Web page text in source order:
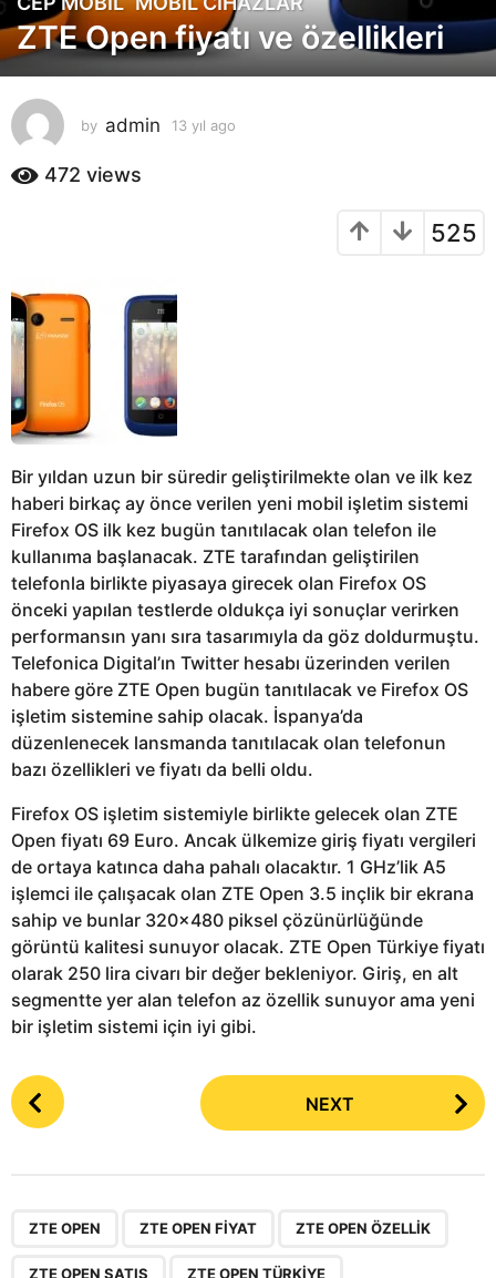
3
y
ı
l
a
g
o
ı
l
a
g
o
ZTE Open fiyatı ve özellikleri
by admin 13 yıl ago
472 views
525
Bir yıldan uzun bir süredir geliştirilmekte olan ve ilk kez
haberi birkaç ay önce verilen yeni mobil işletim sistemi
Firefox OS ilk kez bugün tanıtılacak olan telefon ile
kullanıma başlanacak. ZTE tarafından geliştirilen
telefonla birlikte piyasaya girecek olan Firefox OS
önceki yapılan testlerde oldukça iyi sonuçlar verirken
performansın yanı sıra tasarımıyla da göz doldurmuştu.
Telefonica Digital’ın Twitter hesabı üzerinden verilen
habere göre ZTE Open bugün tanıtılacak ve Firefox OS
işletim sistemine sahip olacak. İspanya’da
düzenlenecek lansmanda tanıtılacak olan telefonun
bazı özellikleri ve fiyatı da belli oldu.
Firefox OS işletim sistemiyle birlikte gelecek olan ZTE
Open fiyatı 69 Euro. Ancak ülkemize giriş fiyatı vergileri
de ortaya katınca daha pahalı olacaktır. 1 GHz’lik A5
işlemci ile çalışacak olan ZTE Open 3.5 inçlik bir ekrana
sahip ve bunlar 320×480 piksel çözünürlüğünde
görüntü kalitesi sunuyor olacak. ZTE Open Türkiye fiyatı
olarak 250 lira civarı bir değer bekleniyor. Giriş, en alt
segmentte yer alan telefon az özellik sunuyor ama yeni
bir işletim sistemi için iyi gibi.
P
o
NEXT
ZTE OPEN ZTE OPEN FIYAT ZTE OPEN ÖZELLIK
ZTE OPEN SATIŞ ZTE OPEN TÜRKIYE